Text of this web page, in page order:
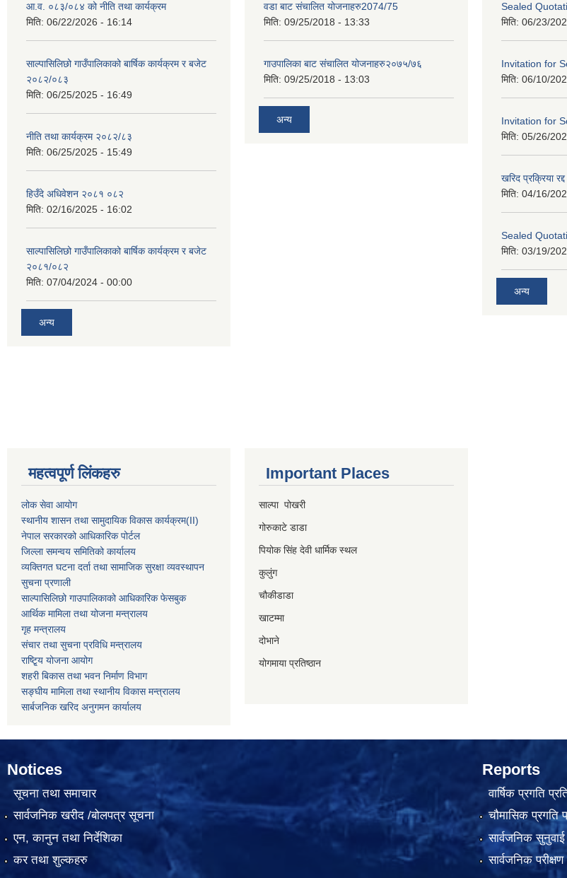
आ.व. ०८३/०८४ को नीति तथा कार्यक्रम
मिति: 06/22/2026 - 16:14
साल्पासिलिछो गाउँपालिकाको बार्षिक कार्यक्रम र बजेट
२०८२/०८३
मिति: 06/25/2025 - 16:49
नीति तथा कार्यक्रम २०८२/८३
मिति: 06/25/2025 - 15:49
हिउँदे अधिवेशन २०८१ ०८२
मिति: 02/16/2025 - 16:02
साल्पासिलिछो गाउँपालिकाको बार्षिक कार्यक्रम र बजेट
२०८१/०८२
मिति: 07/04/2024 - 00:00
अन्य
वडा बाट संचालित योजनाहरु2074/75
मिति: 09/25/2018 - 13:33
गाउपालिका बाट संचालित योजनाहरु२०७५/७६
मिति: 09/25/2018 - 13:03
अन्य
Sealed
मिति: 06/23/
Invitation for
मिति: 06/10/
Invitation for
मिति: 05/26/
खरिद प्रक्रिया
मिति: 04/16/
Sealed
मिति: 03/19/
अन्य
महत्वपूर्ण लिंकहरु
लोक सेवा आयोग
स्थानीय शासन तथा सामुदायिक विकास कार्यक्रम(II)
नेपाल सरकारको आधिकारिक पोर्टल
जिल्ला समन्वय समितिको कार्यालय
व्यक्तिगत घटना दर्ता तथा सामाजिक सुरक्षा व्यवस्थापन
सुचना प्रणाली
साल्पासिलिछो गाउपालिकाको आधिकारिक फेसबुक
आर्थिक मामिला तथा योजना मन्त्रालय
गृह मन्त्रालय
संचार तथा सुचना प्रविधि मन्त्रालय
राष्टि्ृय योजना आयोग
शहरी बिकास तथा भवन निर्माण विभाग
सङ्घीय मामिला तथा स्थानीय विकास मन्त्रालय
सार्बजनिक खरिद अनुगमन कार्यालय
Important Places
साल्पा पोखरी
गोरुकाटे डाडा
पियोक सिंह देवी धार्मिक स्थल
कुलुंग
चौकीडाडा
खाटम्मा
दोभाने
योगमाया प्रतिष्ठान
Notices
सूचना तथा समाचार
सार्वजनिक खरीद /बोलपत्र सूचना
एन, कानुन तथा निर्देशिका
कर तथा शुल्कहरु
Reports
वार्षिक प्रगति
चौमासिक प्रगति
सार्वजनिक सुनुवाई
सार्वजनिक परीक्षण